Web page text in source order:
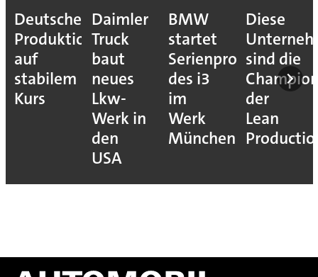
Deutsche
Produktion
auf
stabilem
Kurs
Daimler
Truck
baut
neues
Lkw-
Werk in
den
USA
BMW
startet
Serienproduktion
des i3
im
Werk
München
Diese
sind die
der
Lean